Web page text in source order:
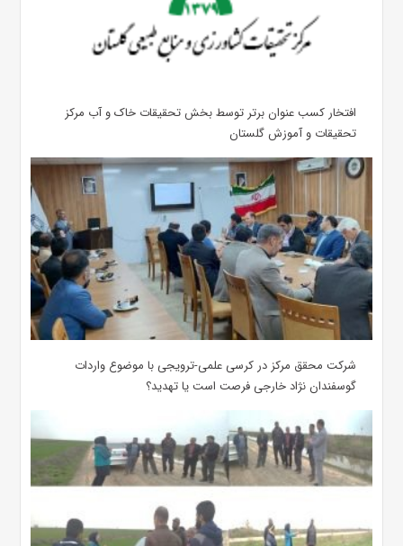
افتخار کسب عنوان برتر توسط بخش تحقیقات خاک و آب مرکز
تحقیقات و آموزش گلستان
شرکت محقق مرکز در کرسی علمی-ترویجی با موضوع واردات
گوسفندان نژاد خارجی فرصت است یا تهدید؟